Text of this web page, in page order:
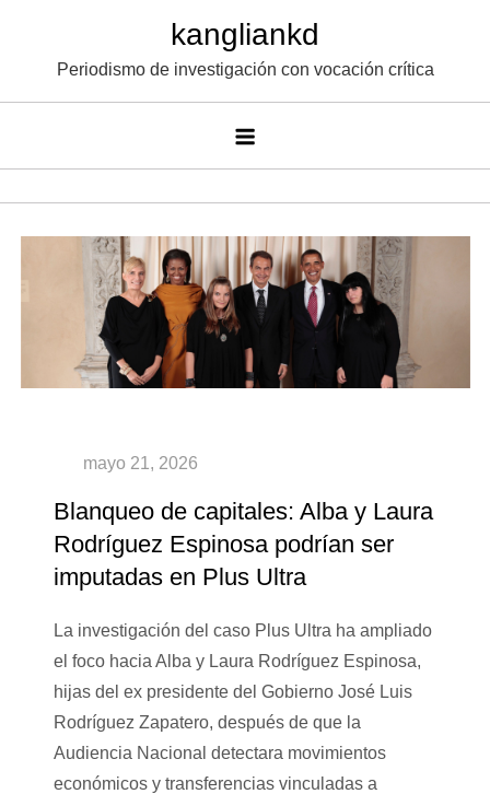
contenido
kangliankd
Periodismo de investigación con vocación crítica
Blanqueo de capitales: Alba y Laura
Rodríguez Espinosa podrían ser
imputadas en Plus Ultra
La investigación del caso Plus Ultra ha ampliado
el foco hacia Alba y Laura Rodríguez Espinosa,
hijas del ex presidente del Gobierno José Luis
Rodríguez Zapatero, después de que la
Audiencia Nacional detectara movimientos
económicos y transferencias vinculadas a